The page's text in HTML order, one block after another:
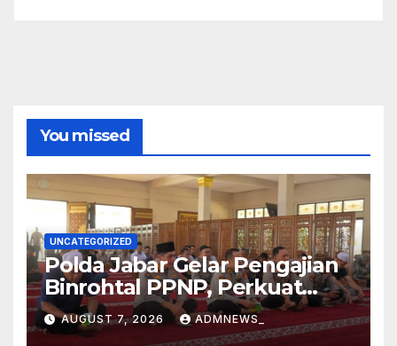
You missed
UNCATEGORIZED
Polda Jabar Gelar Pengajian
Binrohtal PPNP, Perkuat
Iman dan Integritas
Personel.
AUGUST 7, 2026 ADMNEWS_